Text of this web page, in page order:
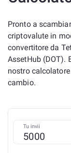
Pronto a
criptovalute in
convertitore da
AssetHub (DOT).
nostro
cambio.
Tu invii